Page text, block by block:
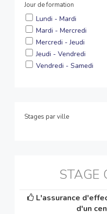
Jour de formation
Lundi - Mardi
Mardi - Mercredi
Mercredi - Jeudi
Jeudi - Vendredi
Vendredi - Samedi
Stages par ville
STAGE
L'assurance
d'un